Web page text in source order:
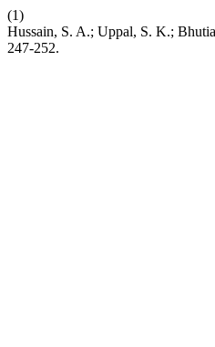
(1)
Hussain, S. A.; Uppal, S. K.;
247-252.